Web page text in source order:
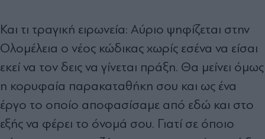
Και τι τραγική ειρωνεία: Αύριο ψηφίζεται στην
Ολομέλεια ο νέος κώδικας χωρίς εσένα να είσαι
εκεί να τον δεις να γίνεται πράξη. Θα μείνει όμως
η κορυφαία παρακαταθήκη σου και ως ένα
έργο το οποίο αποφασίσαμε από εδώ και στο
εξής να φέρει το όνομά σου. Γιατί σε όποιο